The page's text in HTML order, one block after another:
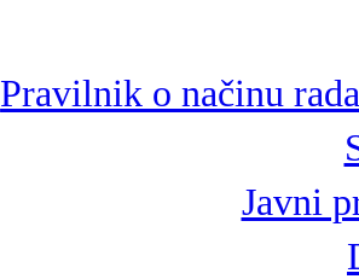
Pravilnik o načinu
Javni